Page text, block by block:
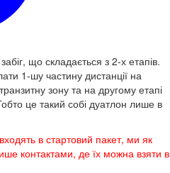
що складається з 2-х етапів.
1-шу частину дистанції на
зону та на другому етапі
це такий собі дуатлон лише в
в стартовий пакет, ми як
контактами, де їх можна взяти в